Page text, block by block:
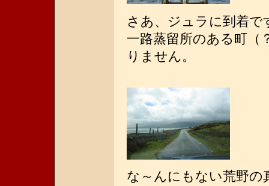
さあ、ジュラに到着で
一路蒸留所のある町（
りません。
な～んにもない荒野の